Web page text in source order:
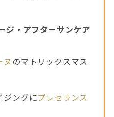
ジ・アフターサンケア
ヌ のマトリックスマス
ジングにプレセランス